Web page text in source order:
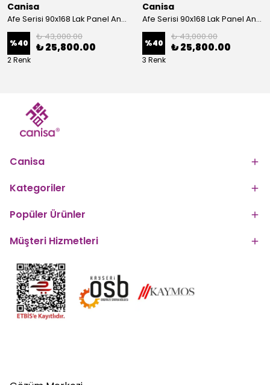
Canisa
Afe Serisi 90x168 Lak Panel Antrasit İroni Masa ve 6 Sandalye Gold Kaplama Ayak
%40
₺ 43,000.00
₺ 25,800.00
2 Renk
Canisa
Afe Serisi 90x168 Lak Panel Antrasit İroni Masa ve 6 Sandalye Krom Kaplama Ayak
%40
₺ 43,000.00
₺ 25,800.00
3 Renk
Canisa
Kategoriler
Popüler Ürünler
Müşteri Hizmetleri